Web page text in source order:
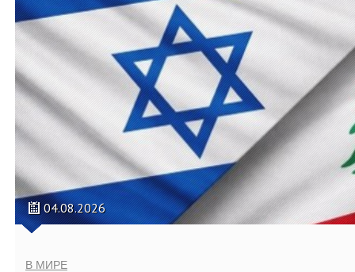
04.08.2026
В МИРЕ